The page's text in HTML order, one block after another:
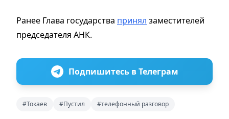
Ранее Глава государства принял заместителей
председателя АНК.
Подпишитесь в Телеграм
#Токаев #Пустил #телефонный разговор